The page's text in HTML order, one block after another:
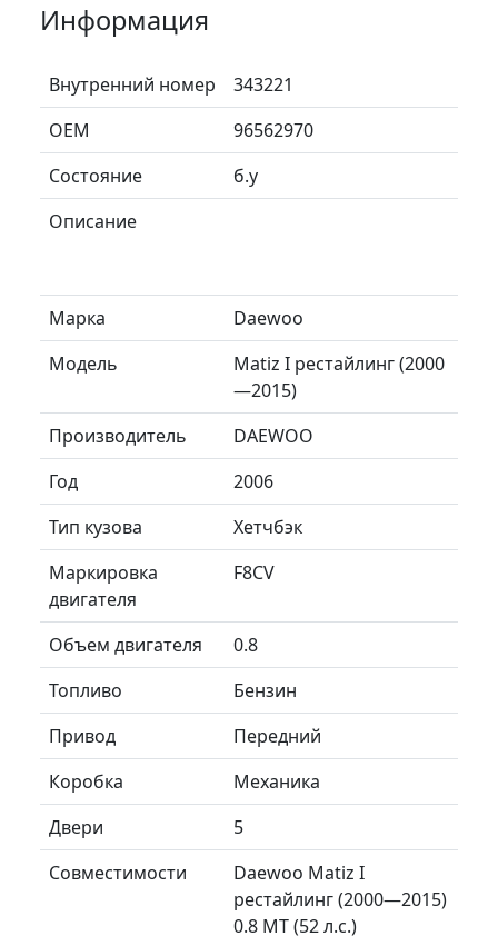
Информация
Внутренний номер
343221
ОЕМ
96562970
Состояние
б.у
Описание
Марка
Daewoo
Модель
Matiz I рестайлинг (2000
—2015)
Производитель
DAEWOO
Год
2006
Тип кузова
Хетчбэк
Маркировка
двигателя
F8CV
Объем двигателя
0.8
Топливо
Бензин
Привод
Передний
Коробка
Механика
Двери
5
Совместимости
Daewoo Matiz I
рестайлинг (2000—2015)
0.8 MT (52 л.с.)